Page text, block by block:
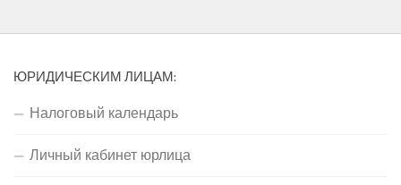
ЮРИДИЧЕСКИМ ЛИЦАМ:
Налоговый календарь
Личный кабинет юрлица